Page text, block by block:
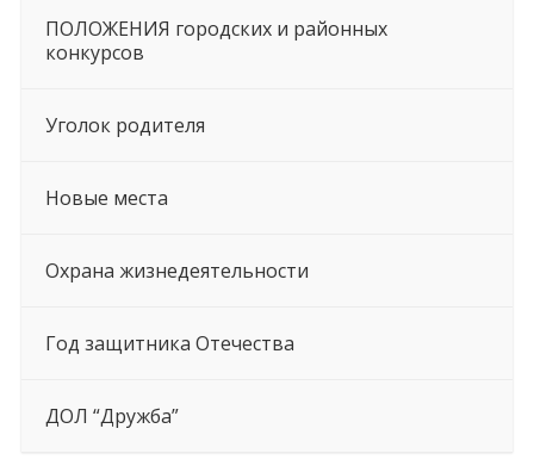
ПОЛОЖЕНИЯ городских и районных
конкурсов
Уголок родителя
Новые места
Охрана жизнедеятельности
Год защитника Отечества
ДОЛ “Дружба”